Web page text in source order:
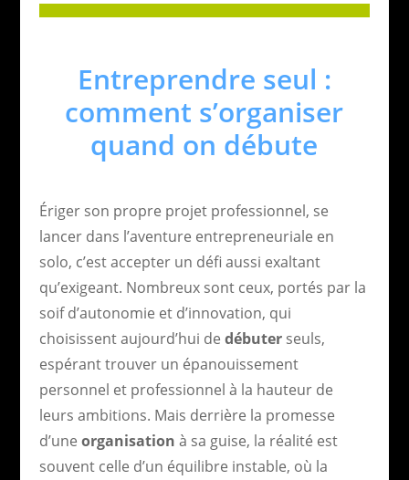
Entreprendre seul :
comment s’organiser
quand on débute
Ériger son propre projet professionnel, se
lancer dans l’aventure entrepreneuriale en
solo, c’est accepter un défi aussi exaltant
qu’exigeant. Nombreux sont ceux, portés par la
soif d’autonomie et d’innovation, qui
choisissent aujourd’hui de débuterseuls,
espérant trouver un épanouissement
personnel et professionnel à la hauteur de
leurs ambitions. Mais derrière la promesse
d’une organisation à sa guise, la réalité est
souvent celle d’un équilibre instable, où la